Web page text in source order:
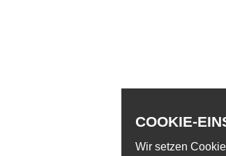
COOKIE-
Wir setzen